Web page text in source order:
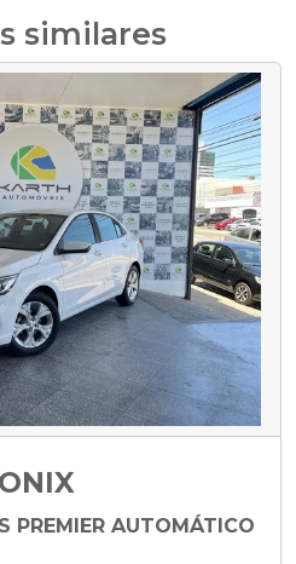
similares
ONIX
PREMIER AUTOMÁTICO